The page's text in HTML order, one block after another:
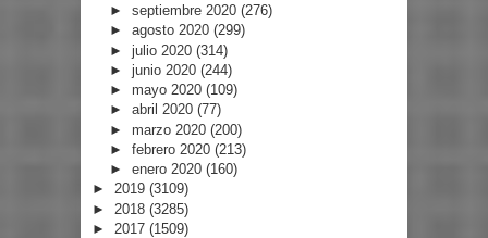
► septiembre 2020 (276)
► agosto 2020 (299)
► julio 2020 (314)
► junio 2020 (244)
► mayo 2020 (109)
► abril 2020 (77)
► marzo 2020 (200)
► febrero 2020 (213)
► enero 2020 (160)
► 2019 (3109)
► 2018 (3285)
► 2017 (1509)